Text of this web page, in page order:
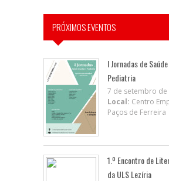
PRÓXIMOS EVENTOS
I Jornadas de
Pediatria
7 de setembro de
Local: Centro
Paços de Ferreira
1.º Encontro de
da ULS Lezíria